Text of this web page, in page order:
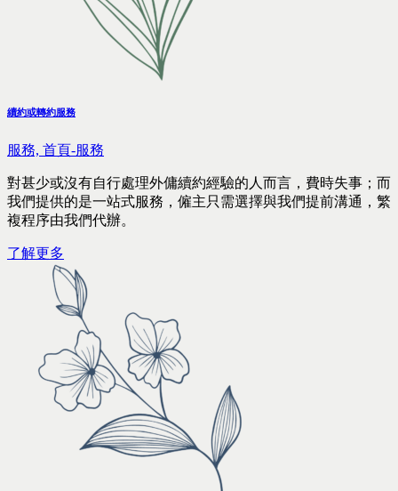
續約或轉約服務
服務, 首頁-服務
對甚少或沒有自行處理外傭續約經驗的人而言，費時失事；而
我們提供的是一站式服務，僱主只需選擇與我們提前溝通，繁
複程序由我們代辦。
了解更多